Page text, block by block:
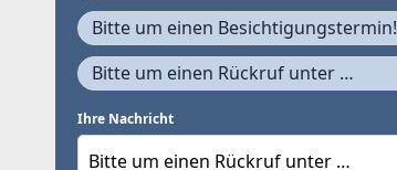
Bitte um einen Besichtigungstermin!
Bitte um einen Rückruf unter …
Ihre Nachricht